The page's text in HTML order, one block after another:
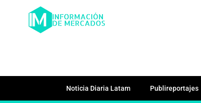
Noticia Diaria Latam Publireportajes